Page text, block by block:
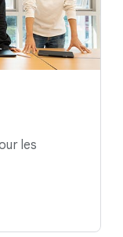
les